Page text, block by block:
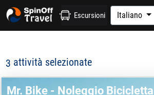
Escursioni Italiano
3 attività selezionate
Mr. Bike - Noleggio Bicicletta